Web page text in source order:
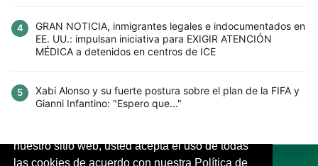
Este sitio utiliza cookies para mejorar la
nuestro sitio web, usted acepta el uso de todas
las cookies de acuerdo con nuestra Política de
4
GRAN NOTICIA, inmigrantes legales e indocumentados en
EE. UU.: impulsan iniciativa para EXIGIR ATENCIÓN
MÉDICA a detenidos en centros de ICE
5
Xabi Alonso y su fuerte postura sobre el plan de la FIFA y
Gianni Infantino: "Espero que..."